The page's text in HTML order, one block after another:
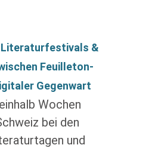
&
Feuilleton-
Gegenwart
Wochen
bei den
und